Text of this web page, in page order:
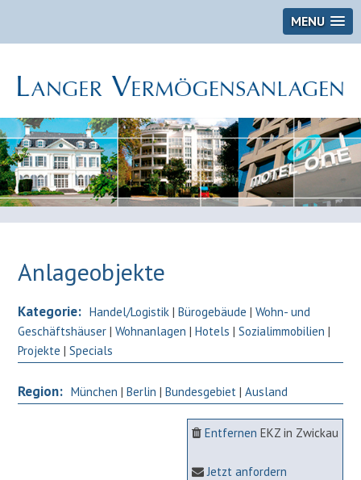
MENU
Anlageobjekte
Kategorie: Handel/Logistik |Bürogebäude |Wohn- und
Geschäftshäuser |Wohnanlagen |Hotels |Sozialimmobilien |
Projekte |Specials
Region: München |Berlin |Bundesgebiet |Ausland
Entfernen EKZ in Zwickau
Jetzt anfordern